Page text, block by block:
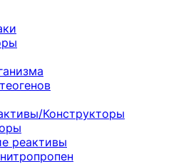
Конструкторы
реактивы